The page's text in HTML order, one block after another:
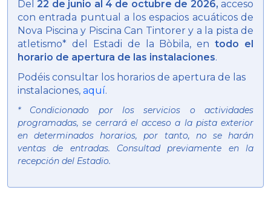
Del22 de junio al 4 de octubre de 2026, acceso
con entrada puntual a los espacios acuáticos de
Nova Piscina y Piscina Can Tintorer y a la pista de
atletismo* del Estadi de la Bòbila, entodo el
horario de apertura de las instalaciones.
Podéis consultar los horarios de apertura de las
instalaciones, aquí.
* Condicionado por los servicios o actividades
programadas, se cerrará el acceso a la pista exterior
en determinados horarios, por tanto, no se harán
ventas de entradas. Consultad previamente en la
recepción del Estadio.